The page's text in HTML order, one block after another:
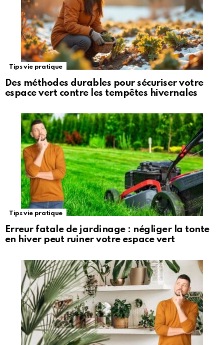
Tips vie pratique
Des méthodes durables pour sécuriser votre
espace vert contre les tempêtes hivernales
Tips vie pratique
Erreur fatale de jardinage : négliger la tonte
en hiver peut ruiner votre espace vert